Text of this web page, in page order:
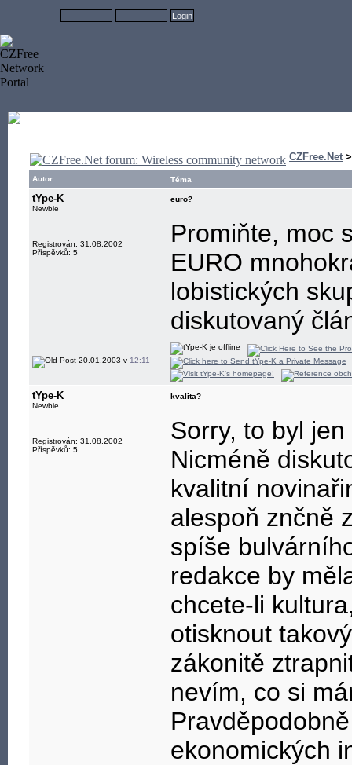
CZFree.Net
Autor Téma
tYpe-K
Newbie
Registrován: 31.08.2002
Příspěvků: 5
euro?
Promiňte, moc
EURO
lobistických
diskutovaný
20.01.2003 v 12:11
tYpe-K
Newbie
Registrován: 31.08.2002
Příspěvků: 5
kvalita?
Sorry, to byl
Nicméně
kvalitní
alespoň znčně
spíše
redakce by
chcete-li
otisknout
zákonitě
nevím, co si
ekonomických